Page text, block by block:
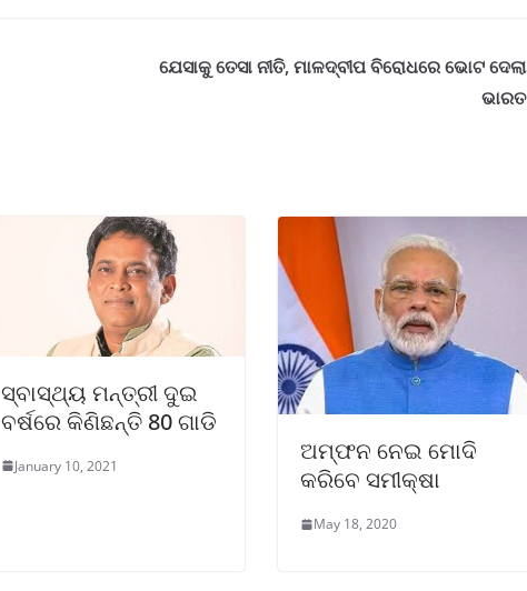
ଯେସାକୁ ତେସା ନୀତି, ମାଳଦ୍ବୀପ ବିରୋଧରେ ଭୋଟ ଦେଲା
ଭାରତ
ସ୍ବାସ୍ଥ୍ୟ ମନ୍ତ୍ରୀ ଦୁଇ
ବର୍ଷରେ କିଣିଛନ୍ତି 80 ଗାଡି
January 10, 2021
ଅମ୍ଫନ ନେଇ ମୋଦି
କରିବେ ସମୀକ୍ଷା
May 18, 2020